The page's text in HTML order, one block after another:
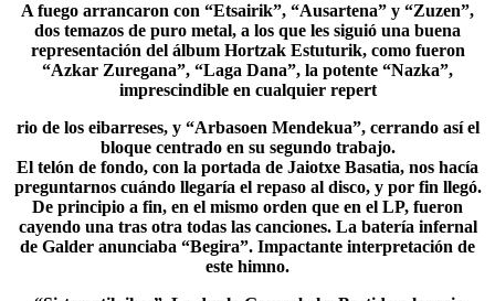
A fuego arrancaron con “Etsairik”, “Ausartena” y “Zuzen”,
dos temazos de puro metal, a los que les siguió una buena
representación del álbum Hortzak Estuturik, como fueron
“Azkar Zuregana”, “Laga Dana”, la potente “Nazka”,
imprescindible en cualquier repert
rio de los eibarreses, y “Arbasoen Mendekua”, cerrando así el
bloque centrado en su segundo trabajo.
El telón de fondo, con la portada de Jaiotxe Basatia, nos hacía
preguntarnos cuándo llegaría el repaso al disco, y por fin llegó.
De principio a fin, en el mismo orden que en el LP, fueron
cayendo una tras otra todas las canciones. La batería infernal
de Galder anunciaba “Begira”. Impactante interpretación de
este himno.